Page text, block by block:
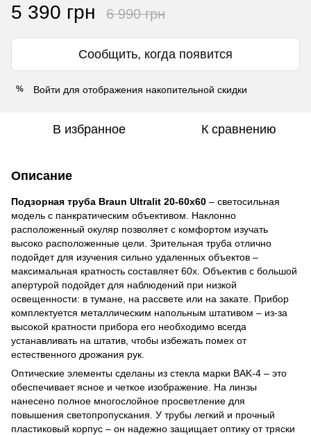
5 390 грн 6 990 грн
Сообщить, когда появится
% Войти для отображения накопительной скидки
В избранное К сравнению
Описание
Подзорная труба Braun Ultralit 20-60х60 – светосильная
модель с панкратическим объективом. Наклонно
расположенный окуляр позволяет с комфортом изучать
высоко расположенные цели. Зрительная труба отлично
подойдет для изучения сильно удаленных объектов –
максимальная кратность составляет 60x. Объектив с большой
апертурой подойдет для наблюдений при низкой
освещенности: в тумане, на рассвете или на закате. Прибор
комплектуется металлическим напольным штативом – из-за
высокой кратности прибора его необходимо всегда
устанавливать на штатив, чтобы избежать помех от
естественного дрожания рук.
Оптические элементы сделаны из стекла марки BAK-4 – это
обеспечивает ясное и четкое изображение. На линзы
нанесено полное многослойное просветление для
повышения светопропускания. У трубы легкий и прочный
пластиковый корпус – он надежно защищает оптику от тряски